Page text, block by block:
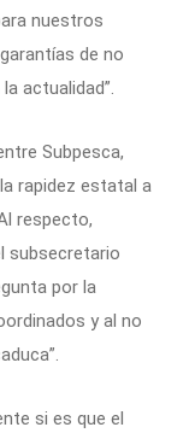
nuestros
de no
actualidad”.
Subpesca,
rapidez estatal a
respecto,
subsecretario
por la
y al no
si es que el